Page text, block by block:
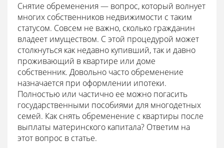
Снятие обременения — вопрос, который волнует
многих собственников недвижимости с таким
статусом. Совсем не важно, сколько гражданин
владеет имуществом. С этой процедурой может
столкнуться как недавно купивший, так и давно
проживающий в квартире или доме
собственник. Довольно часто обременение
назначается при оформлении ипотеки.
Полностью или частично ее можно погасить
государственными пособиями для многодетных
семей. Как снять обременение с квартиры после
выплаты материнского капитала? Ответим на
этот вопрос в статье.